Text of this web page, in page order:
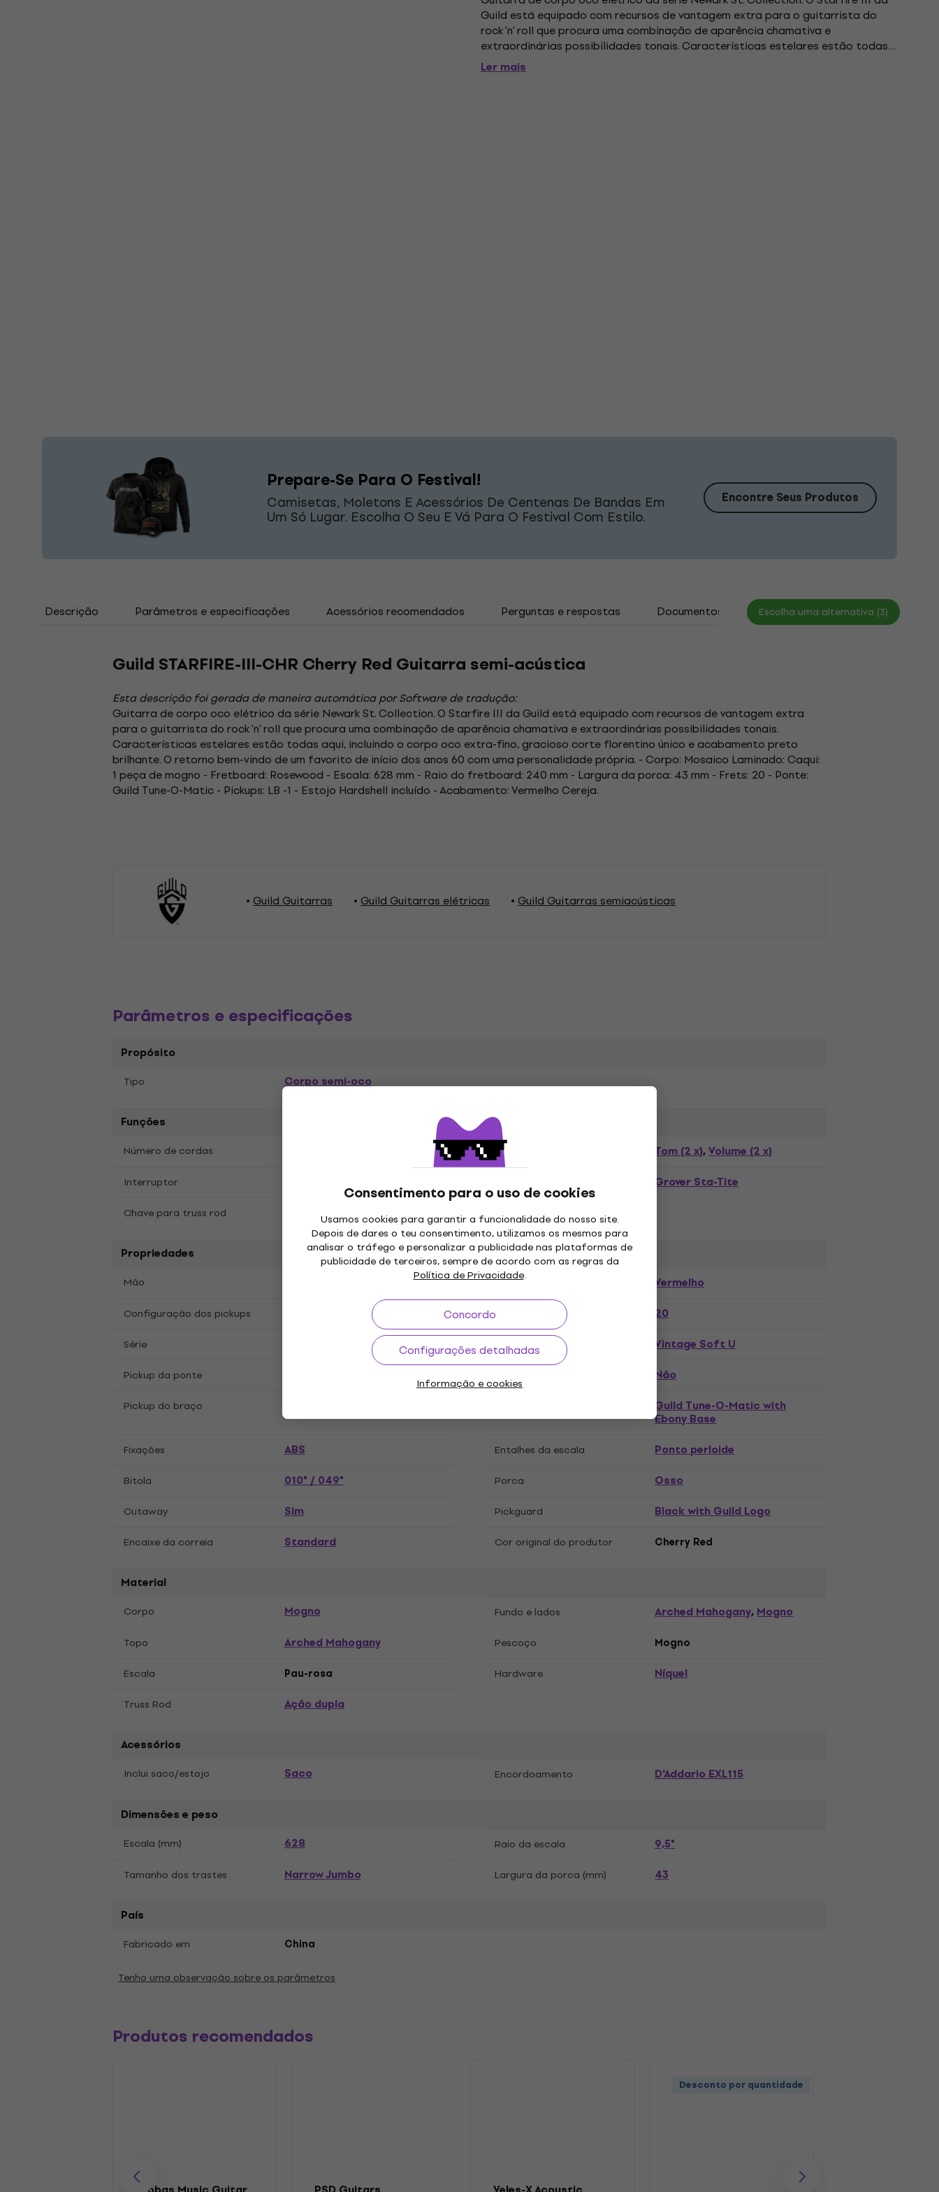
Consentimento para o uso de cookies
Usamos cookies para garantir a funcionalidade do nosso site.
Depois de dares o teu consentimento, utilizamos os mesmos para
analisar o tráfego e personalizar a publicidade nas plataformas de
publicidade de terceiros, sempre de acordo com as regras da
Política de Privacidade.
Concordo
Configurações detalhadas
Informação e cookies
Guild está equipado com recursos de vantagem extra para o guitarrista do
rock 'n' roll que procura uma combinação de aparência chamativa e
extraordinárias possibilidades tonais. Características estelares estão todas
aqui, incluindo o corpo oco extra-fino, gracioso...
Ler mais
Prepare-Se Para O Festival!
Camisetas, Moletons E Acessórios De Centenas De Bandas Em
Um Só Lugar. Escolha O Seu E Vá Para O Festival Com Estilo.
Encontre Seus Produtos
Descrição Parâmetros e especificações Acessórios recomendados Perguntas e respostas Documentos Escolha uma alternativa (3)
Guild STARFIRE-III-CHR Cherry Red Guitarra semi-acústica
Esta descrição foi gerada de maneira automática por Software de tradução:
Guitarra de corpo oco elétrico da série Newark St. Collection. O Starfire III da Guild está equipado com recursos de vantagem extra
para o guitarrista do rock 'n' roll que procura uma combinação de aparência chamativa e extraordinárias possibilidades tonais.
Características estelares estão todas aqui, incluindo o corpo oco extra-fino, gracioso corte florentino único e acabamento preto
brilhante. O retorno bem-vindo de um favorito de início dos anos 60 com uma personalidade própria. - Corpo: Mosaico Laminado: Caqui:
1 peça de mogno - Fretboard: Rosewood - Escala: 628 mm - Raio do fretboard: 240 mm - Largura da porca: 43 mm - Frets: 20 - Ponte:
Guild Tune-O-Matic - Pickups: LB -1 - Estojo Hardshell incluído - Acabamento: Vermelho Cereja.
Guild Guitarras Guild Guitarras elétricas Guild Guitarras semiacústicas
Parâmetros e especificações
Propósito
Tipo Corpo semi-oco
Funções
Número de cordas Controlos Tom (2 x),Volume (2 x)
Interruptor Grover Sta-Tite
Chave para truss rod
Propriedades
Mão Cor Vermelho
Configuração dos pickups Número de trastes 20
Série Perfil do braço Vintage Soft U
Pickup da ponte Não
Pickup do braço Guild Tune-O-Matic with
Ebony Base
Fixações ABS Entalhes da escala Ponto perloide
Bitola 010" / 049" Porca Osso
Cutaway Sim Pickguard Black with Guild Logo
Encaixe da correia Standard Cor original do produtor Cherry Red
Material
Corpo Mogno Fundo e lados Arched Mahogany,Mogno
Topo Arched Mahogany Pescoço
Mogno
Escala
Pau-rosa Hardware Níquel
Truss Rod Ação dupla
Acessórios
Inclui saco/estojo Saco Encordoamento D'Addario EXL115
Dimensões e peso
Escala (mm) 628 Raio da escala 9,5"
Tamanho dos trastes Narrow Jumbo Largura da porca (mm) 43
País
Fabricado em China
Tenho uma observação sobre os parâmetros
Produtos recomendados
Desconto por quantidade